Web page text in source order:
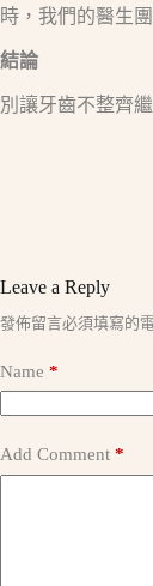
時，我們的醫生
結論​
別讓牙齒不整齊
Leave a Reply
發佈留言必須填寫的
Name *
Add Comment *
A
t
a
t